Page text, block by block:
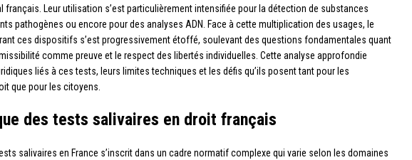
français. Leur utilisation s’est particulièrement intensifiée pour la détection de substances
pathogènes ou encore pour des analyses ADN. Face à cette multiplication des usages, le
ces dispositifs s’est progressivement étoffé, soulevant des questions fondamentales quant
comme preuve et le respect des libertés individuelles. Cette analyse approfondie
liés à ces tests, leurs limites techniques et les défis qu’ils posent tant pour les
que pour les citoyens.
des tests salivaires en droit français
salivaires en France s’inscrit dans un cadre normatif complexe qui varie selon les domaines